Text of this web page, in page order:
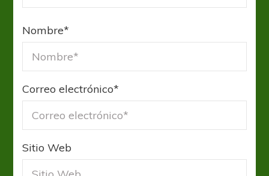
Nombre*
Correo electrónico*
Sitio Web